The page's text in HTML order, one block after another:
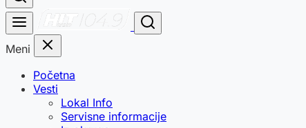
Meni
Početna
Vesti
Lokal Info
Servisne informacije